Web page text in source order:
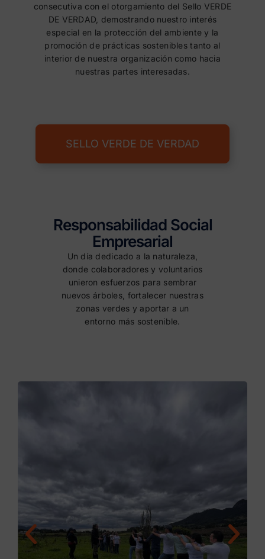
consecutiva con el otorgamiento del Sello VERDE
DE VERDAD, demostrando nuestro interés
especial en la protección del ambiente y la
promoción de prácticas sostenibles tanto al
interior de nuestra organización como hacia
nuestras partes interesadas.
SELLO VERDE DE VERDAD
Responsabilidad Social
Empresarial
Un día dedicado a la naturaleza,
donde colaboradores y voluntarios
unieron esfuerzos para sembrar
nuevos árboles, fortalecer nuestras
zonas verdes y aportar a un
entorno más sostenible.